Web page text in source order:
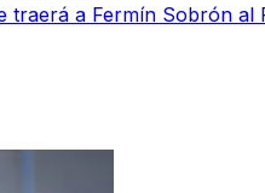
traerá a Fermín Sobrón al